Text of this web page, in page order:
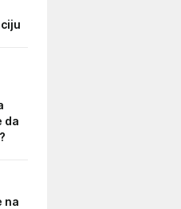
da
na